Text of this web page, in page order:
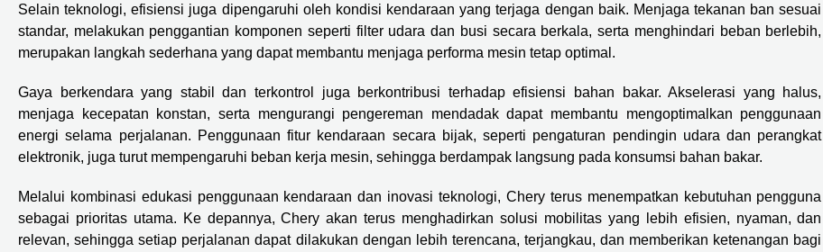
Selain teknologi, efisiensi juga dipengaruhi oleh kondisi kendaraan yang terjaga dengan baik. Menjaga tekanan ban sesuai
standar, melakukan penggantian komponen seperti filter udara dan busi secara berkala, serta menghindari beban berlebih,
merupakan langkah sederhana yang dapat membantu menjaga performa mesin tetap optimal.
Gaya berkendara yang stabil dan terkontrol juga berkontribusi terhadap efisiensi bahan bakar. Akselerasi yang halus,
menjaga kecepatan konstan, serta mengurangi pengereman mendadak dapat membantu mengoptimalkan penggunaan
energi selama perjalanan. Penggunaan fitur kendaraan secara bijak, seperti pengaturan pendingin udara dan perangkat
elektronik, juga turut mempengaruhi beban kerja mesin, sehingga berdampak langsung pada konsumsi bahan bakar.
Melalui kombinasi edukasi penggunaan kendaraan dan inovasi teknologi, Chery terus menempatkan kebutuhan pengguna
sebagai prioritas utama. Ke depannya, Chery akan terus menghadirkan solusi mobilitas yang lebih efisien, nyaman, dan
relevan, sehingga setiap perjalanan dapat dilakukan dengan lebih terencana, terjangkau, dan memberikan ketenangan bagi